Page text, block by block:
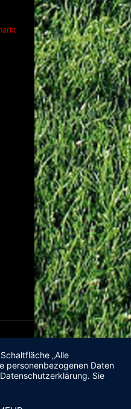
„Alle
personenbezogenen Daten
Sie